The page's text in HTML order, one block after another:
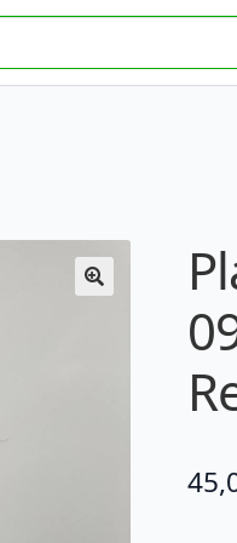
09475A + buffer LJ41-